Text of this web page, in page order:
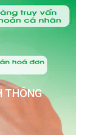
THÔNG